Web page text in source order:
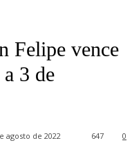
Felipe vence
3 de
agosto de 2022 0
647